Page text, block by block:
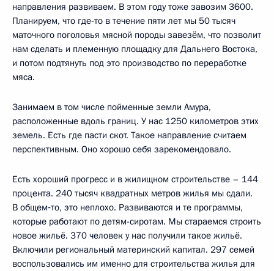
направления развиваем. В этом году тоже завозим 3600.
Планируем, что где‑то в течение пяти лет мы 50 тысяч
маточного поголовья мясной породы завезём, что позволит
нам сделать и племенную площадку для Дальнего Востока,
и потом подтянуть под это производство по переработке
мяса.
Занимаем в том числе пойменные земли Амура,
расположенные вдоль границ. У нас 1250 километров этих
земель. Есть где пасти скот. Такое направление считаем
перспективным. Оно хорошо себя зарекомендовало.
Есть хороший прогресс и в жилищном строительстве – 144
процента. 240 тысяч квадратных метров жилья мы сдали.
В общем‑то, это неплохо. Развиваются и те программы,
которые работают по детям-сиротам. Мы стараемся строить
новое жильё. 370 человек у нас получили такое жильё.
Включили региональный материнский капитал. 297 семей
воспользовались им именно для строительства жилья для